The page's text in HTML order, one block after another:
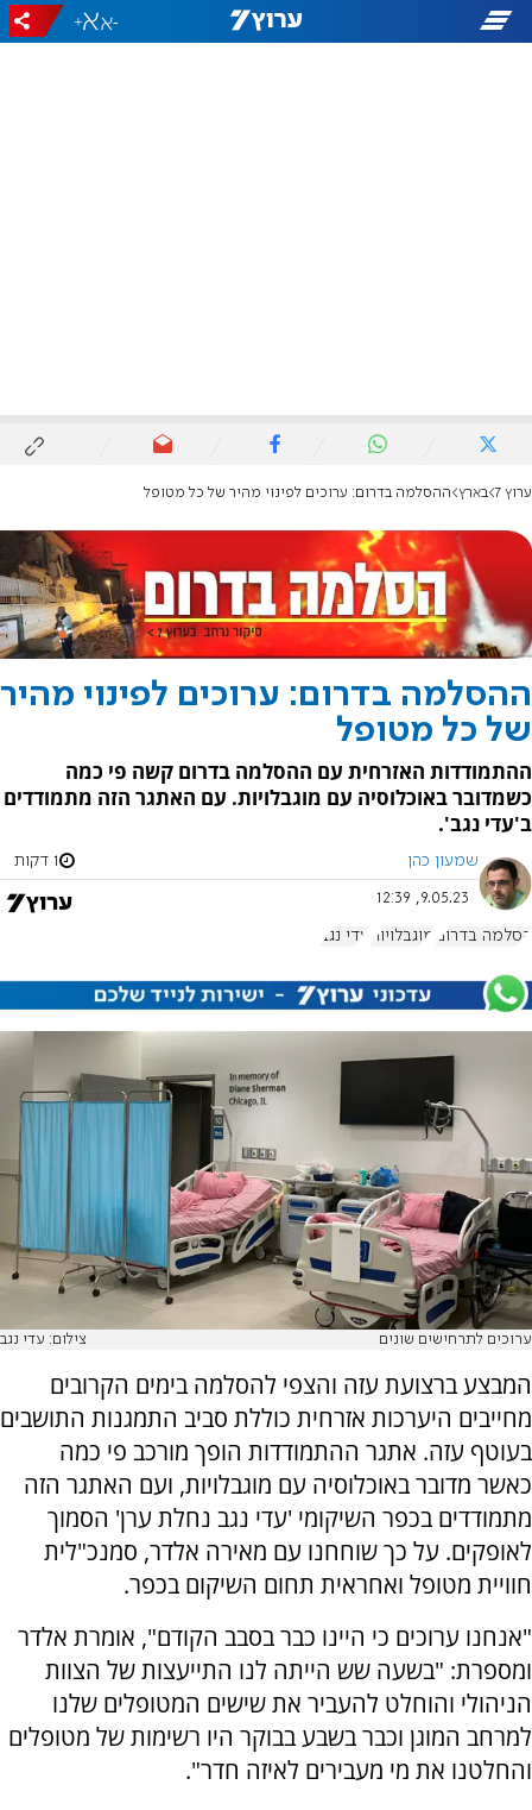
-
+
ערוץ 7 בארץ ההסלמה בדרום: ערוכים לפינוי מהיר של כל מטופל
ההסלמה בדרום: ערוכים לפינוי מהיר
של כל מטופל
ההתמודדות האזרחית עם ההסלמה בדרום קשה פי כמה
כשמדובר באוכלוסיה עם מוגבלויות. עם האתגר הזה מתמודדים
ב'עדי נגב'.
שמעון כהן 1 דקות
9.05.23, 12:39
הסלמה בדרום מוגבלויות עדי נגב
ערוכים לתרחישים שונים צילום: עדי נגב
המבצע ברצועת עזה והצפי להסלמה בימים הקרובים
מחייבים היערכות אזרחית כוללת סביב התמגנות התושבים
בעוטף עזה. אתגר ההתמודדות הופך מורכב פי כמה
כאשר מדובר באוכלוסיה עם מוגבלויות, ועם האתגר הזה
מתמודדים בכפר השיקומי 'עדי נגב נחלת ערן' הסמוך
לאופקים. על כך שוחחנו עם מאירה אלדר, סמנכ"לית
חוויית מטופל ואחראית תחום השיקום בכפר.
"אנחנו ערוכים כי היינו כבר בסבב הקודם", אומרת אלדר
ומספרת: "בשעה שש הייתה לנו התייעצות של הצוות
הניהולי והוחלט להעביר את שישים המטופלים שלנו
למרחב המוגן וכבר בשבע בבוקר היו רשימות של מטופלים
והחלטנו את מי מעבירים לאיזה חדר".